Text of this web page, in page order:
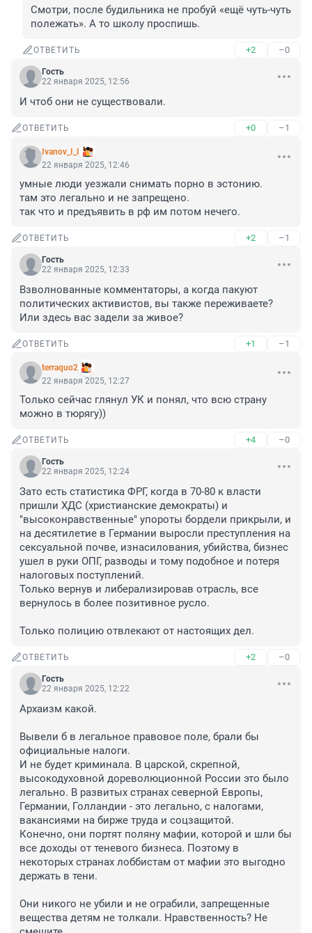
Смотри, после будильника не пробуй «ещё чуть-чуть
полежать». А то школу проспишь.
ОТВЕТИТЬ +2 –0
Гость
22 января 2025, 12:56
И чтоб они не существовали.
ОТВЕТИТЬ +0 –1
Ivanov_I_I
22 января 2025, 12:46
умные люди уезжали снимать порно в эстонию.
там это легально и не запрещено.
так что и предъявить в рф им потом нечего.
ОТВЕТИТЬ +2 –1
Гость
22 января 2025, 12:33
Взволнованные комментаторы, а когда пакуют
политических активистов, вы также переживаете?
Или здесь вас задели за живое?
ОТВЕТИТЬ +1 –1
terraquo2
22 января 2025, 12:27
Только сейчас глянул УК и понял, что всю страну
можно в тюрягу))
ОТВЕТИТЬ +4 –0
Гость
22 января 2025, 12:24
Зато есть статистика ФРГ, когда в 70-80 к власти
пришли ХДС (христианские демократы) и
"высоконравственные" упороты бордели прикрыли, и
на десятилетие в Германии выросли преступления на
сексуальной почве, изнасилования, убийства, бизнес
ушел в руки ОПГ, разводы и тому подобное и потеря
налоговых поступлений.
Только вернув и либерализировав отрасль, все
вернулось в более позитивное русло.
Только полицию отвлекают от настоящих дел.
ОТВЕТИТЬ +2 –0
Гость
22 января 2025, 12:22
Архаизм какой.
Вывели б в легальное правовое поле, брали бы
официальные налоги.
И не будет криминала. В царской, скрепной,
высокодуховной дореволюционной России это было
легально. В развитых странах северной Европы,
Германии, Голландии - это легально, с налогами,
вакансиями на бирже труда и соцзащитой.
Конечно, они портят поляну мафии, которой и шли бы
все доходы от теневого бизнеса. Поэтому в
некоторых странах лоббистам от мафии это выгодно
держать в тени.
Они никого не убили и не ограбили, запрещенные
вещества детям не толкали. Нравственность? Не